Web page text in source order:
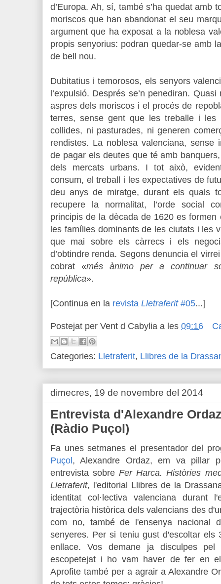
d’Europa. Ah, sí, també s’ha quedat amb
moriscos que han abandonat el seu
argument que ha exposat a la noblesa
propis senyorius: podran quedar-se amb
de bell nou.
Dubitatius i temorosos, els senyors
l’expulsió. Després se’n penediran.
aspres dels moriscos i el procés de
terres, sense gent que les treballe i
collides, ni pasturades, ni generen
rendistes. La noblesa valenciana, sense
de pagar els deutes que té amb
dels mercats urbans. I tot això,
consum, el treball i les expectatives de
deu anys de miratge, durant els quals
recupere la normalitat, l’orde social
principis de la dècada de 1620 es
les famílies dominants de les ciutats i les
que mai sobre els càrrecs i els
d’obtindre renda. Segons denuncia el
cobrat «més ànimo per a continuar
república».
[Continua en la revista Lletraferit #05...]
Postejat per Vent d Cabylia a les 09:16
Categories: Lletraferit, Llibres de la
dimecres, 19 de novembre del 2014
Entrevista d'Alexandre
(Ràdio Puçol)
Fa unes setmanes el presentador del
Puçol, Alexandre Ordaz, em va pillar
entrevista sobreFer Harca. Històries
Lletraferit, l'editorial Llibres de la
identitat col·lectiva valenciana
trajectòria històrica dels valencians des
com no, també de l'ensenya nacional
senyeres. Per si teniu gust d'escoltar els
enllace. Vos demane ja disculpes
escopetejat i ho vam haver de fer en
Aprofite també per a agrair a Alexandre